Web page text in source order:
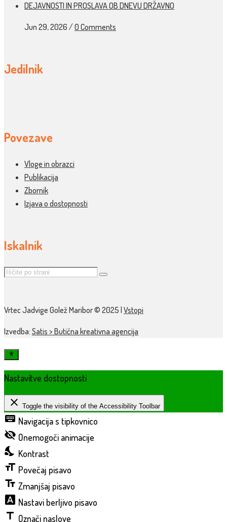
DEJAVNOSTI IN PROSLAVA OB DNEVU DRŽAVNO
Jun 29, 2026 /0 Comments
Jedilnik
Povezave
Vloge in obrazci
Publikacija
Zbornik
Izjava o dostopnosti
Iskalnik
Vrtec Jadvige Golež Maribor © 2025 | Vstopi
Izvedba: Satis > Butična kreativna agencija
Nastavitve dostopnosti
close Toggle the visibility of the Accessibility Toolbar
keyboard Navigacija s tipkovnico
visibility_off Onemogoči animacije
nights_stay Kontrast
format_size Povečaj pisavo
text_fields Zmanjšaj pisavo
font_download Nastavi berljivo pisavo
title Označi naslove